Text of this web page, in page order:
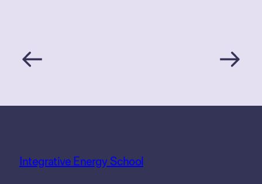
Integrative Energy School